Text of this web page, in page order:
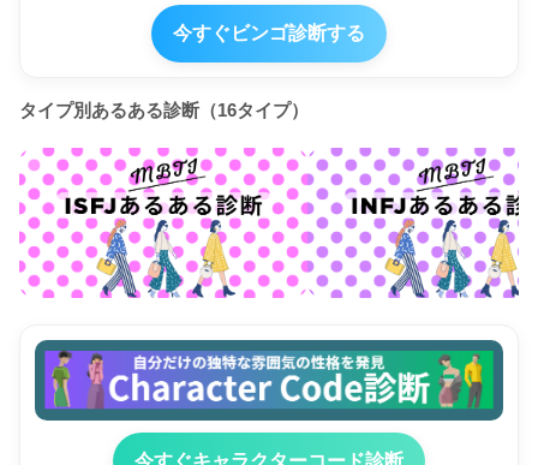
今すぐビンゴ診断する
タイプ別あるある診断（16タイプ）
今すぐキャラクターコード診断